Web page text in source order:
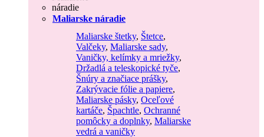
Maliarske náradie
Maliarske štetky, Štetce,
Valčeky, Maliarske sady,
Vaničky, kelímky a mriežky,
Držadlá a teleskopické tyče,
Šnúry a značiace prášky,
Zakrývacie fólie a papiere,
Maliarske pásky, Oceľové
kartáče, Špachtle, Ochranné
pomôcky a doplnky, Maliarske
vedrá a vaničky